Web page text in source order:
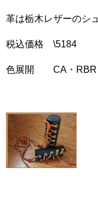
革は栃木レザーのシ
税込価格 \5184
色展開 CA・RBR